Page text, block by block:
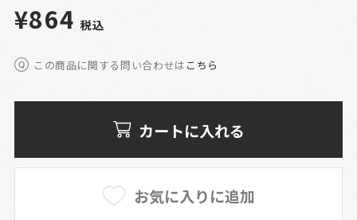
¥864 税込
この商品に関する問い合わせは こちら
カートに入れる
お気に入りに追加